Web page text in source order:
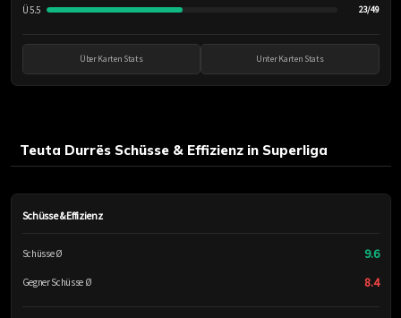
Ü 5.5 23/49
Über Karten Stats Unter Karten Stats
Teuta Durrës Schüsse & Effizienz in Superliga
Schüsse & Effizienz
Schüsse Ø 9.6
Gegner Schüsse Ø 8.4